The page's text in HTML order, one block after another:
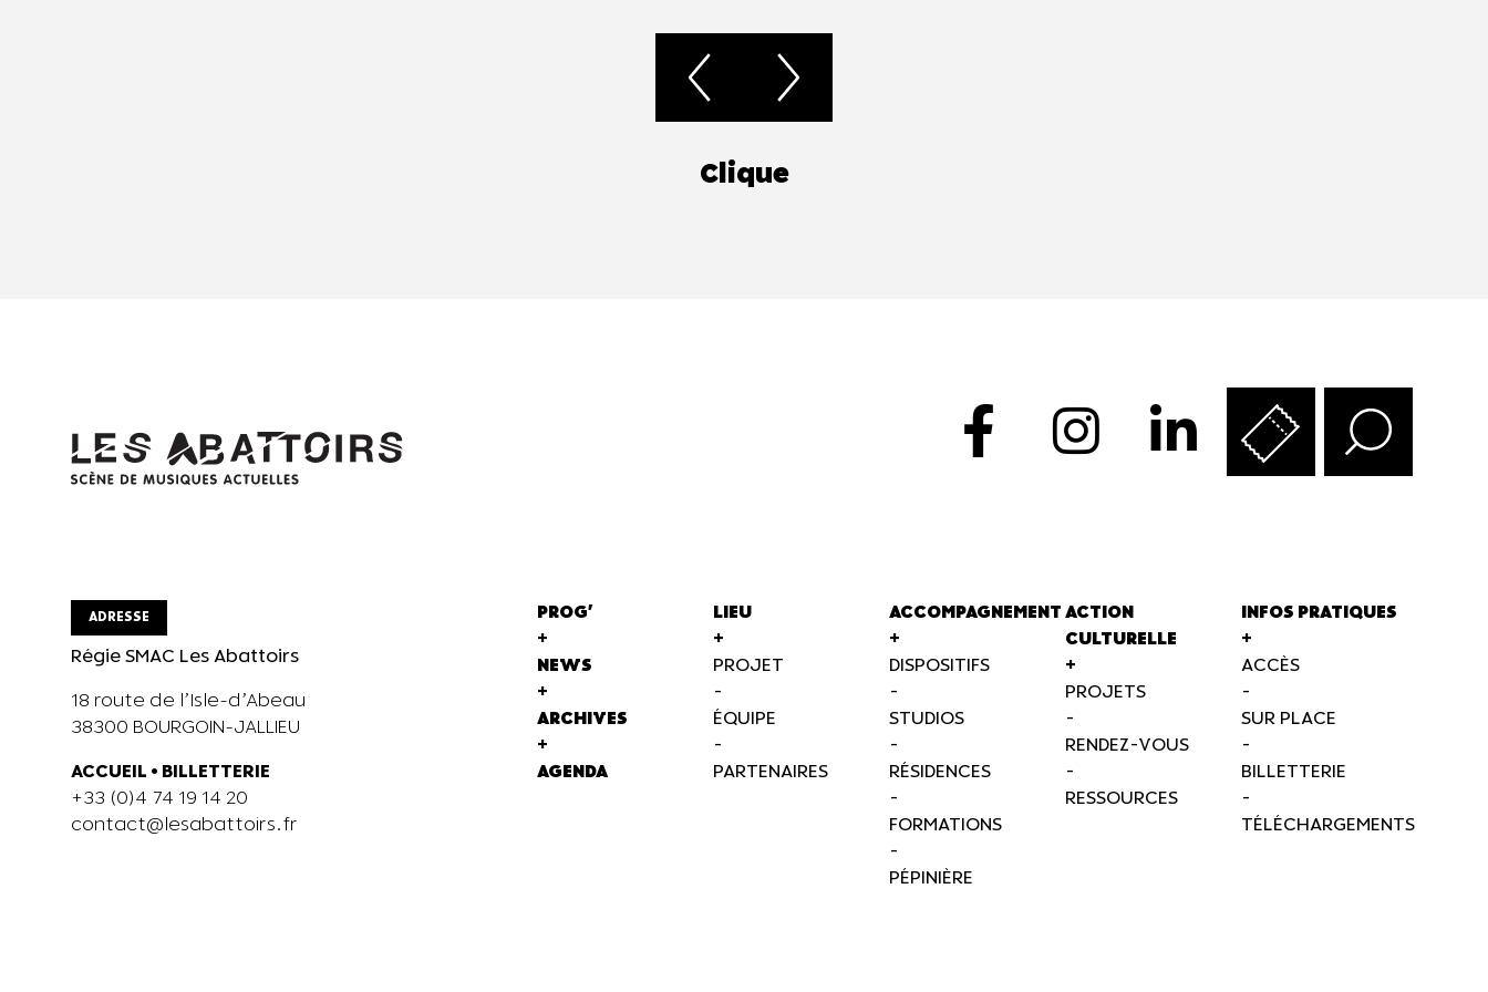
Clique
ADRESSE
Régie SMAC Les Abattoirs
18 route de l’Isle-d’Abeau
38300 BOURGOIN-JALLIEU
ACCUEIL • BILLETTERIE
+33 (0)4 74 19 14 20
contact@lesabattoirs.fr
PROG'
+
NEWS
+
ARCHIVES
+
AGENDA
LIEU
+
PROJET
-
ÉQUIPE
-
PARTENAIRES
ACCOMPAGNEMENT
+
DISPOSITIFS
-
STUDIOS
-
RÉSIDENCES
-
FORMATIONS
-
PÉPINIÈRE
ACTION
CULTURELLE
+
PROJETS
-
RENDEZ-VOUS
-
RESSOURCES
INFOS PRATIQUES
+
ACCÈS
-
SUR PLACE
-
BILLETTERIE
-
TÉLÉCHARGEMENTS